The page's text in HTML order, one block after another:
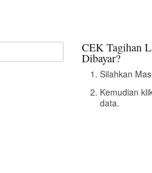
CEK Tagihan
Dibayar?
Silahkan
Kemudian
data.